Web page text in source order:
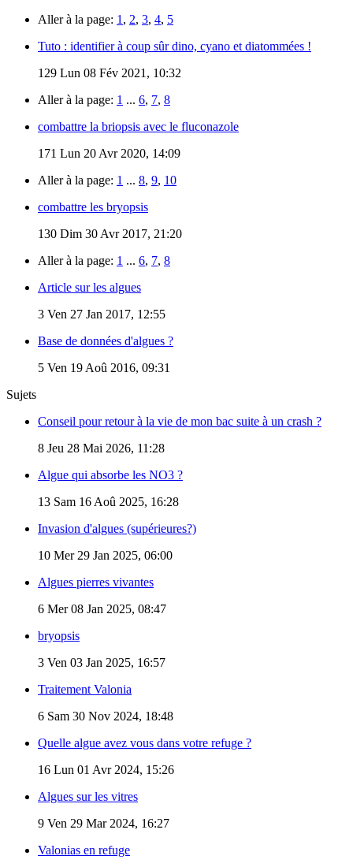
Aller à la page: 1 , 2, 3, 4, 5
Tuto : identifier à coup sûr dino, cyano et diatommées !
129 Lun 08 Fév 2021, 10:32
Aller à la page: 1 ... 6, 7, 8
combattre la briopsis avec le fluconazole
171 Lun 20 Avr 2020, 14:09
Aller à la page: 1 ... 8, 9, 10
combattre les bryopsis
130 Dim 30 Avr 2017, 21:20
Aller à la page: 1 ... 6, 7, 8
Article sur les algues
3 Ven 27 Jan 2017, 12:55
Base de données d'algues ?
5 Ven 19 Aoû 2016, 09:31
Sujets
Conseil pour retour à la vie de mon bac suite à un crash ?
8 Jeu 28 Mai 2026, 11:28
Algue qui absorbe les NO3 ?
13 Sam 16 Aoû 2025, 16:28
Invasion d'algues (supérieures?)
10 Mer 29 Jan 2025, 06:00
Algues pierres vivantes
6 Mer 08 Jan 2025, 08:47
bryopsis
3 Ven 03 Jan 2025, 16:57
Traitement Valonia
6 Sam 30 Nov 2024, 18:48
Quelle algue avez vous dans votre refuge ?
16 Lun 01 Avr 2024, 15:26
Algues sur les vitres
9 Ven 29 Mar 2024, 16:27
Valonias en refuge